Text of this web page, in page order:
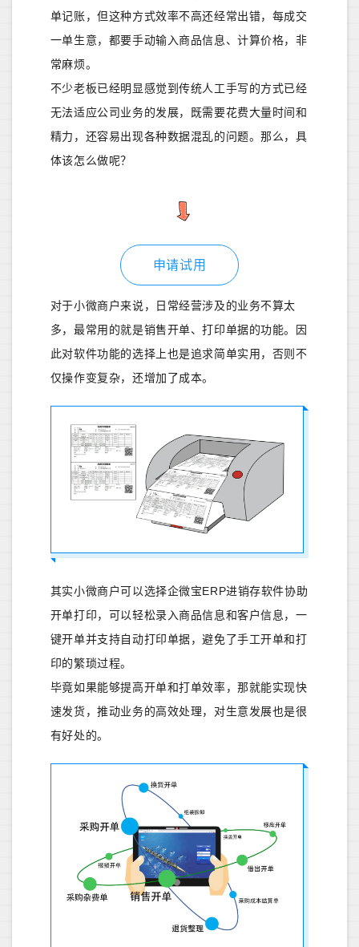
单记账，但这种方式效率不高还经常出错，每成交
一单生意，都要手动输入商品信息、计算价格，非
常麻烦。
不少老板已经明显感觉到传统人工手写的方式已经
无法适应公司业务的发展，既需要花费大量时间和
精力，还容易出现各种数据混乱的问题。那么，具
体该怎么做呢？
申请试用
对于小微商户来说，日常经营涉及的业务不算太
多，最常用的就是销售开单、打印单据的功能。因
此对软件功能的选择上也是追求简单实用，否则不
仅操作变复杂，还增加了成本。
其实小微商户可以选择企微宝ERP进销存软件协助
开单打印，可以轻松录入商品信息和客户信息，一
键开单并支持自动打印单据，避免了手工开单和打
印的繁琐过程。
毕竟如果能够提高开单和打单效率，那就能实现快
速发货，推动业务的高效处理，对生意发展也是很
有好处的。